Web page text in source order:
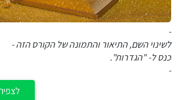
-
לשינוי השם, התיאור והתמונה של הקורס הזה -
כנס ל- "הגדרות".
-